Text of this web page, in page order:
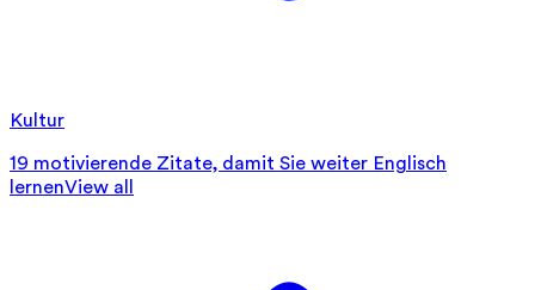
Kultur
19 motivierende Zitate, damit Sie weiter Englisch
lernenView all